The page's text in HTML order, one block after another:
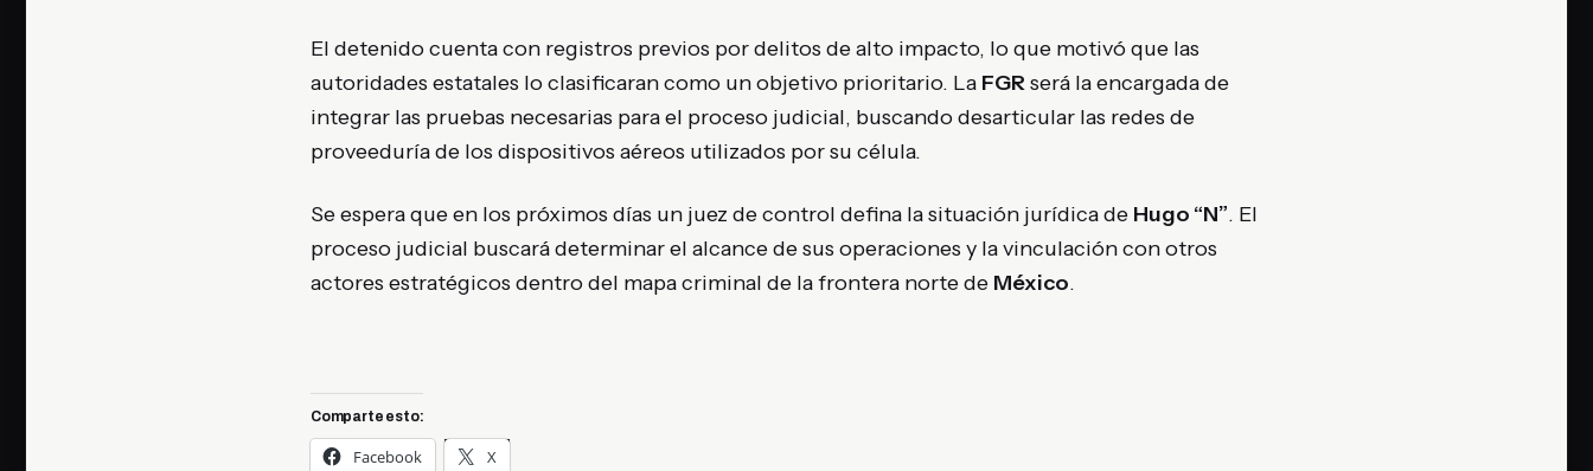
El detenido cuenta con registros previos por delitos de alto impacto, lo que motivó que las
autoridades estatales lo clasificaran como un objetivo prioritario. La FGRserá la encargada de
integrar las pruebas necesarias para el proceso judicial, buscando desarticular las redes de
proveeduría de los dispositivos aéreos utilizados por su célula.
Se espera que en los próximos días un juez de control defina la situación jurídica de Hugo “N”. El
proceso judicial buscará determinar el alcance de sus operaciones y la vinculación con otros
actores estratégicos dentro del mapa criminal de la frontera norte de México.
Comparte esto:
Facebook X